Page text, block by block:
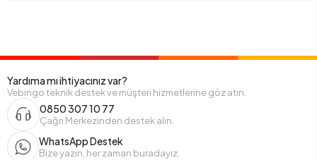
Yardıma mı ihtiyacınız var?
Vebingo teknik destek ve müşteri hizmetlerine göz atın.
0850 307 10 77
Çağrı Merkezinden destek alın.
WhatsApp Destek
Bize yazın, her zaman buradayız.